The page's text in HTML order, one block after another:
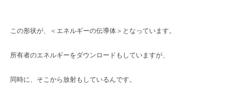
この形状が、＜エネルギーの伝導体＞となっています。
所有者のエネルギーをダウンロードもしていますが、
同時に、そこから放射もしているんです。